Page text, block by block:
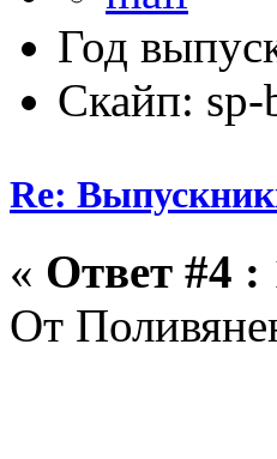
Год
Скайп: sp-
Re:
« Ответ #4 :
От